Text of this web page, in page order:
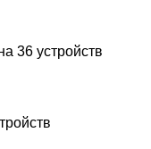
36 устройств